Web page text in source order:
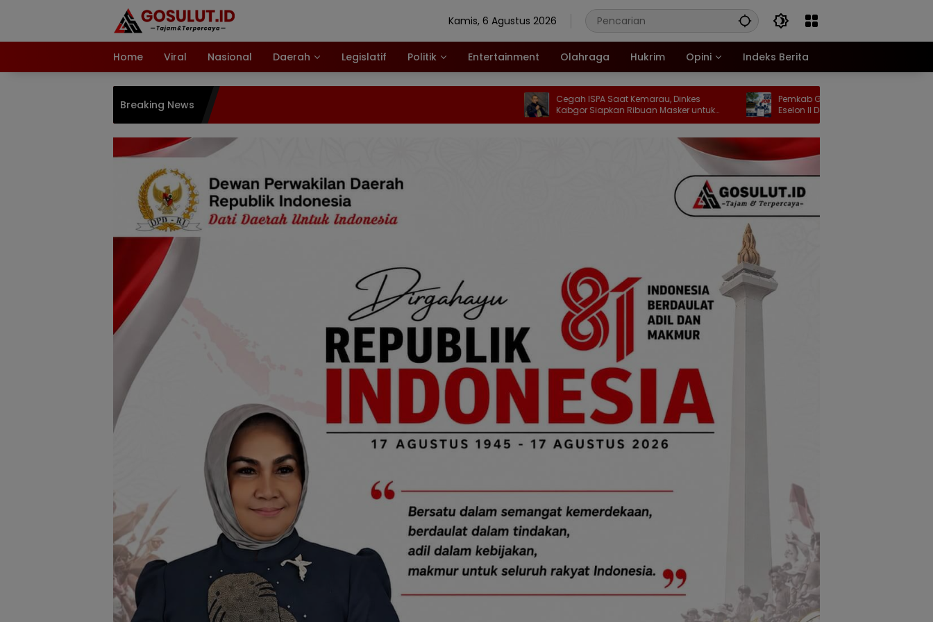
Kamis, 6 Agustus 2026
Home Viral Nasional Daerah Legislatif Politik Entertainment Olahraga Hukrim Opini Indeks Berita
Breaking News
Cegah ISPA Saat Kemarau, Dinkes
Kabgor Siapkan Ribuan Masker untuk
Masyarakat
Pemkab Gorontalo akan Gelar Job Fit
Eselon II Dalam Waktu Dekat